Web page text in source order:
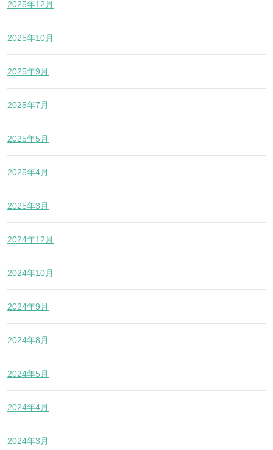
2025年12月
2025年10月
2025年9月
2025年7月
2025年5月
2025年4月
2025年3月
2024年12月
2024年10月
2024年9月
2024年8月
2024年5月
2024年4月
2024年3月